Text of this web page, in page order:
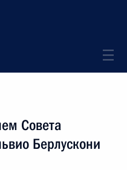
Совета
Берлускони